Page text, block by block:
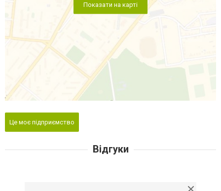
Показати на карті
Це моє підприємство
Відгуки